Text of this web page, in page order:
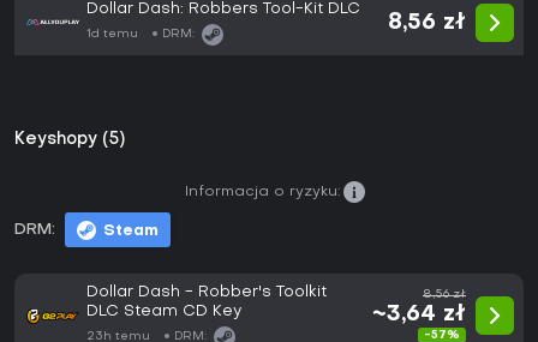
Dollar Dash: Robbers Tool-Kit DLC
1d temu DRM:
8,56 zł
Keyshopy (5)
DRM: Steam
Informacja o ryzyku:
Dollar Dash - Robber's Toolkit
DLC Steam CD Key
23h temu DRM:
8,56 zł
~3,64 zł
-57%